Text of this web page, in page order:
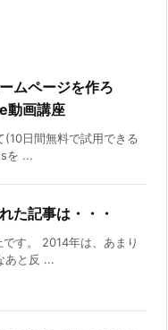
ムページを作ろ
動画講座
(10日間無料で試用できる
を ...
た記事は・・・
す。 2014年は、あまり
あと反 ...